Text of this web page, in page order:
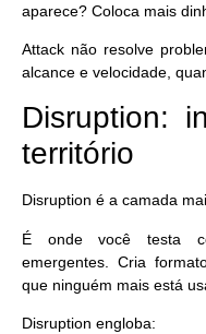
aparece? Coloca mais
Attack não resolve
alcance e velocidade,
Disruption:
território
Disruption é a camada
É onde você testa
emergentes. Cria
que ninguém mais está
Disruption engloba: